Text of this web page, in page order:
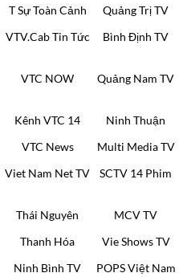
T Sự Toàn Cảnh
Quảng Trị TV
VTV.Cab Tin Tức
Bình Định TV
VTC NOW
Quảng Nam TV
Kênh VTC 14
Ninh Thuận
VTC News
Multi Media TV
Viet Nam Net TV
SCTV 14 Phim
Thái Nguyên
MCV TV
Thanh Hóa
Vie Shows TV
Ninh Bình TV
POPS Việt Nam